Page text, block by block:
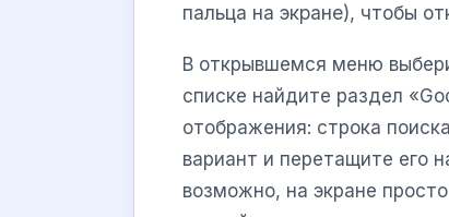
пальца на экране), чтобы
В открывшемся меню
списке найдите раздел
отображения: строка
вариант и перетащите его
возможно, на экране